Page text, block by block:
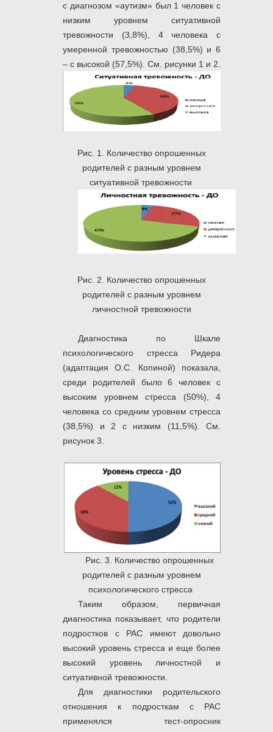
с диагнозом «аутизм» был 1 человек с
низким уровнем ситуативной
тревожности (3,8%), 4 человека с
умеренной тревожностью (38,5%) и 6
– с высокой (57,5%). См. рисунки 1 и 2.
Рис. 1. Количество опрошенных
родителей с разным уровнем
ситуативной тревожности
Рис. 2. Количество опрошенных
родителей с разным уровнем
личностной тревожности
Диагностика по Шкале
психологического стресса Ридера
(адаптация О.С. Копиной) показала,
среди родителей было 6 человек с
высоким уровнем стресса (50%), 4
человека со средним уровнем стресса
(38,5%) и 2 с низким (11,5%). См.
рисунок 3.
Рис. 3. Количество опрошенных
родителей с разным уровнем
психологического стресса
Таким образом, первичная
диагностика показывает, что родители
подростков с РАС имеют довольно
высокий уровень стресса и еще более
высокий уровень личностной и
ситуативной тревожности.
Для диагностики родительского
отношения к подросткам с РАС
применялся тест-опросник